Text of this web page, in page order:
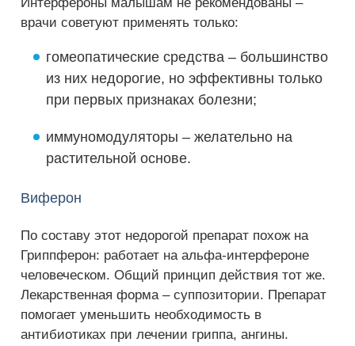
врачи советуют применять только:
гомеопатические средства – большинство
из них недорогие, но эффективны только
при первых признаках болезни;
иммуномодуляторы – желательно на
растительной основе.
Виферон
По составу этот недорогой препарат похож на
Гриппферон: работает на альфа-интерфероне
человеческом. Общий принцип действия тот же.
Лекарственная форма – суппозитории. Препарат
помогает уменьшить необходимость в
антибиотиках при лечении гриппа, ангины.